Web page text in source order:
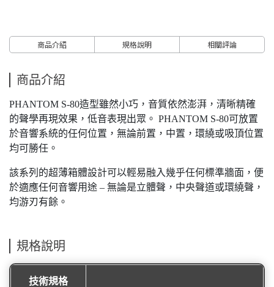
商品介紹 規格說明 相關評論
商品介紹
PHANTOM S-80造型雖然小巧，音質依然澎湃，清晰精確
的聲學再現效果，低音表現出眾。 PHANTOM S-80可放置
於音響系統的任何位置，無論前置，中置，環繞或吸頂位置
均可勝任。
該系列的超薄箱體設計可以輕易融入幾乎任何標準牆面，便
於適應任何音響用途 – 無論是立體聲，中央聲道或環繞聲，
均游刃有餘。
規格說明
技術規格